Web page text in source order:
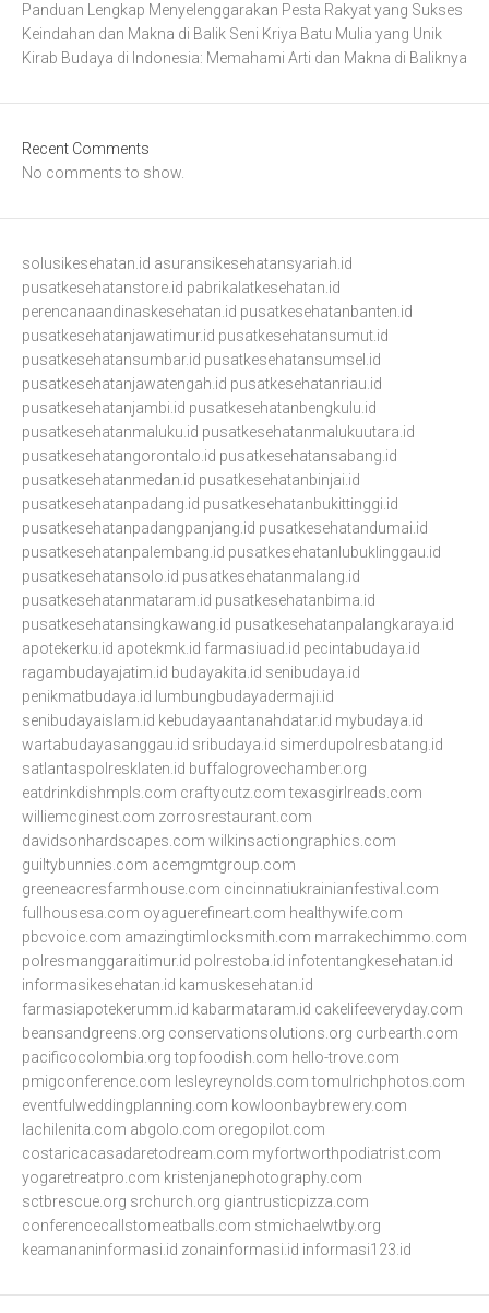
Panduan Lengkap Menyelenggarakan Pesta Rakyat yang Sukses
Keindahan dan Makna di Balik Seni Kriya Batu Mulia yang Unik
Kirab Budaya di Indonesia: Memahami Arti dan Makna di Baliknya
Recent Comments
No comments to show.
solusikesehatan.id asuransikesehatansyariah.id
pusatkesehatanstore.id pabrikalatkesehatan.id
perencanaandinaskesehatan.id pusatkesehatanbanten.id
pusatkesehatanjawatimur.id pusatkesehatansumut.id
pusatkesehatansumbar.id pusatkesehatansumsel.id
pusatkesehatanjawatengah.id pusatkesehatanriau.id
pusatkesehatanjambi.id pusatkesehatanbengkulu.id
pusatkesehatanmaluku.id pusatkesehatanmalukuutara.id
pusatkesehatangorontalo.id pusatkesehatansabang.id
pusatkesehatanmedan.id pusatkesehatanbinjai.id
pusatkesehatanpadang.id pusatkesehatanbukittinggi.id
pusatkesehatanpadangpanjang.id pusatkesehatandumai.id
pusatkesehatanpalembang.id pusatkesehatanlubuklinggau.id
pusatkesehatansolo.id pusatkesehatanmalang.id
pusatkesehatanmataram.id pusatkesehatanbima.id
pusatkesehatansingkawang.id pusatkesehatanpalangkaraya.id
apotekerku.id apotekmk.id farmasiuad.id pecintabudaya.id
ragambudayajatim.id budayakita.id senibudaya.id
penikmatbudaya.id lumbungbudayadermaji.id
senibudayaislam.id kebudayaantanahdatar.id mybudaya.id
wartabudayasanggau.id sribudaya.id simerdupolresbatang.id
satlantaspolresklaten.id buffalogrovechamber.org
eatdrinkdishmpls.com craftycutz.com texasgirlreads.com
williemcginest.com zorrosrestaurant.com
davidsonhardscapes.com wilkinsactiongraphics.com
guiltybunnies.com acemgmtgroup.com
greeneacresfarmhouse.com cincinnatiukrainianfestival.com
fullhousesa.com oyaguerefineart.com healthywife.com
pbcvoice.com amazingtimlocksmith.com marrakechimmo.com
polresmanggaraitimur.id polrestoba.id infotentangkesehatan.id
informasikesehatan.id kamuskesehatan.id
farmasiapotekerumm.id kabarmataram.id cakelifeeveryday.com
beansandgreens.org conservationsolutions.org curbearth.com
pacificocolombia.org topfoodish.com hello-trove.com
pmigconference.com lesleyreynolds.com tomulrichphotos.com
eventfulweddingplanning.com kowloonbaybrewery.com
lachilenita.com abgolo.com oregopilot.com
costaricacasadaretodream.com myfortworthpodiatrist.com
yogaretreatpro.com kristenjanephotography.com
sctbrescue.org srchurch.org giantrusticpizza.com
conferencecallstomeatballs.com stmichaelwtby.org
keamananinformasi.id zonainformasi.id informasi123.id